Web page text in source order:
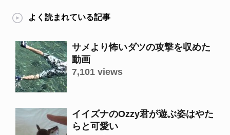
よく読まれている記事
サメより怖いダツの攻撃を収めた
動画
7,101 views
イイズナのOzzy君が遊ぶ姿はやた
らと可愛い